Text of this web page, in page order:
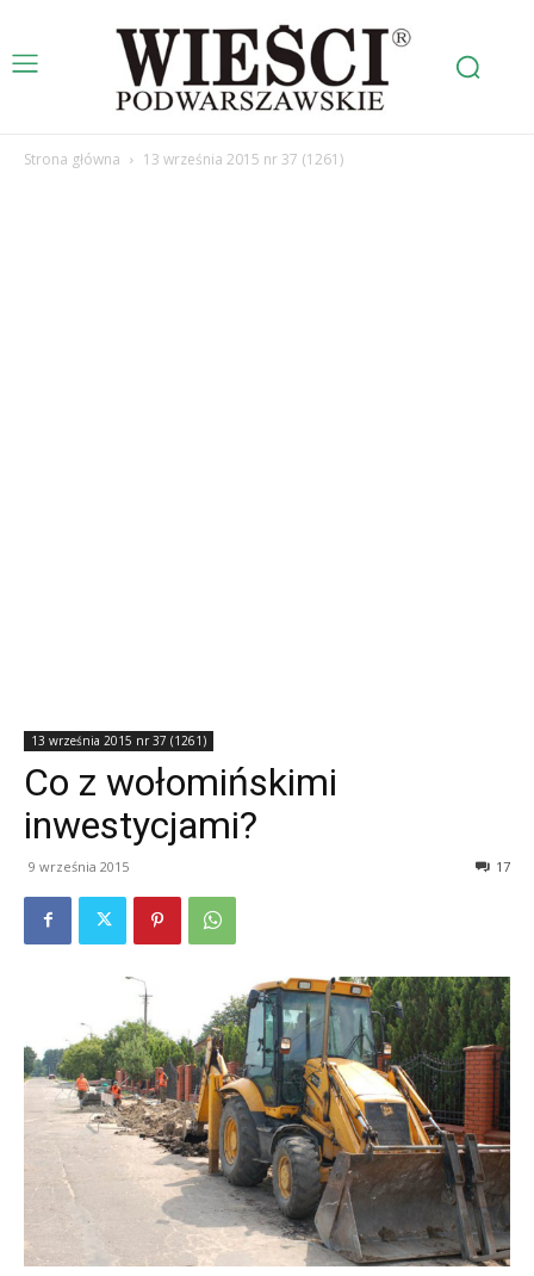
Strona główna 13 września 2015 nr 37 (1261)
13 września 2015 nr 37 (1261)
Co z wołomińskimi
inwestycjami?
9 września 2015 17